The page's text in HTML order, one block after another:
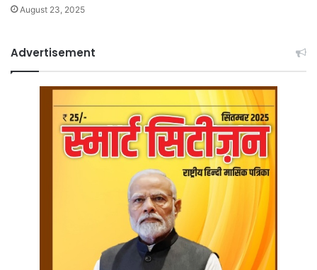
August 23, 2025
Advertisement